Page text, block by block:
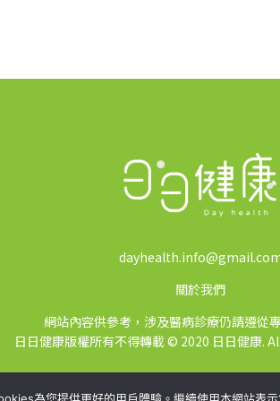
關於我們
網站內容供參考，涉及醫病診療仍請遵從
日日健康版權所有不得轉載 © 2020 日日健康.